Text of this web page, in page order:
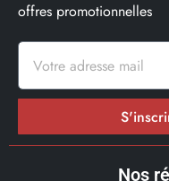
offres promotionnelles
Nos